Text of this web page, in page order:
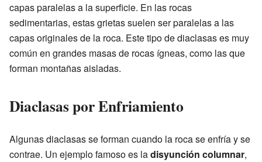
capas paralelas a la superficie. En las rocas
sedimentarias, estas grietas suelen ser paralelas a las
capas originales de la roca. Este tipo de diaclasas es muy
común en grandes masas de rocas ígneas, como las que
forman montañas aisladas.
Diaclasas por Enfriamiento
Algunas diaclasas se forman cuando la roca se enfría y se
contrae. Un ejemplo famoso es ladisyunción columnar,